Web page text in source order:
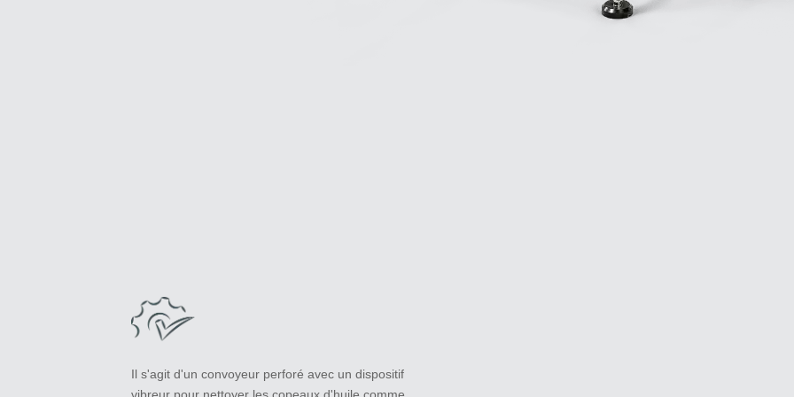
Il s'agit d'un convoyeur perforé avec un dispositif